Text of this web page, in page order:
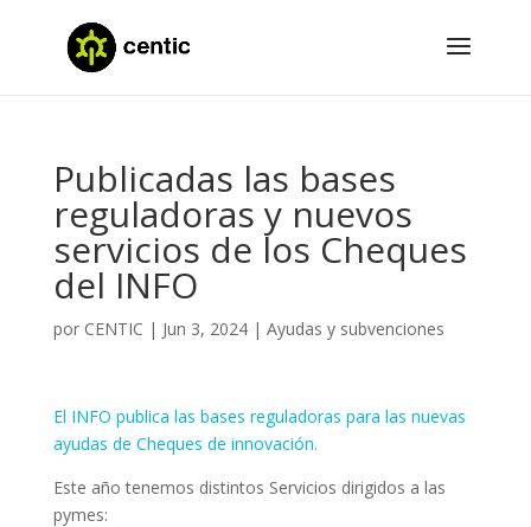
Publicadas las bases
reguladoras y nuevos
servicios de los Cheques
del INFO
por CENTIC | Jun 3, 2024| Ayudas y subvenciones
El INFO publica las bases reguladoras para las nuevas
ayudas de Cheques de innovación.
Este año tenemos distintos Servicios dirigidos a las
pymes: